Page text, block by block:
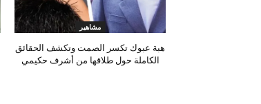
مشاهير
هبة عبوك تكسر الصمت وتكشف الحقائق
الكاملة حول طلاقها من أشرف حكيمي